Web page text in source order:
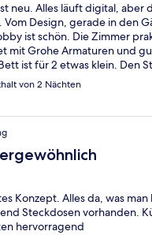
neu. Alles läuft digital, aber
Design, gerade in den
ist schön. Die Zimmer
mit Grohe Armaturen und
ist für 2 etwas klein. Den
toll, aber auch nicht
aber keine Hochhäuser.
mit der U2, ca 5min zu
von 2 Nächten
Konzept. Alles da, was
Steckdosen vorhanden.
hervorragend